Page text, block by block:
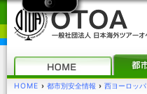
HOME › 都市別安全情報 › 西ヨーロッパ